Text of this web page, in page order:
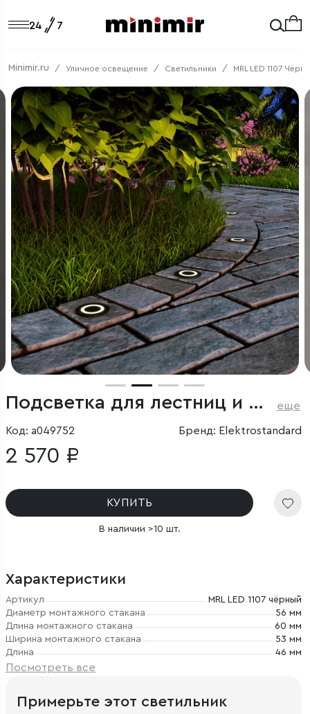
Minimir.ru Уличное освещение Светильники MRL LED 1107
Подсветка для лестниц и дорожек еще
Код: a049752 Бренд: Elektrostandard
2 570 ₽
КУПИТЬ
В наличии >10 шт.
Характеристики
Артикул
MRL LED 1107 чёрный
Диаметр монтажного стакана
56 мм
Длина монтажного стакана
60 мм
Ширина монтажного стакана
53 мм
Длина
46 мм
Посмотреть все
Примерьте этот светильник